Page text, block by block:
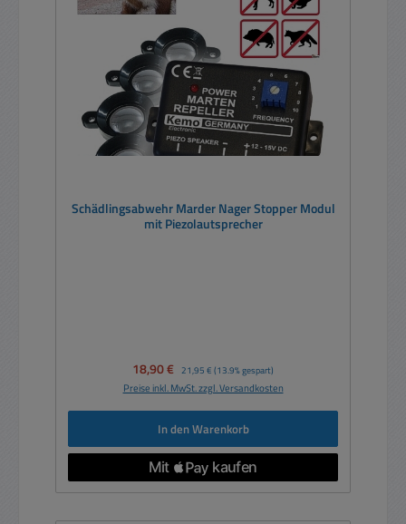
Schädlingsabwehr Marder Nager Stopper Modul
mit Piezolautsprecher
Verkaufspreis:
18,90 € Regulärer Preis:
21,95 € (13.9% gespart)
Preise inkl. MwSt. zzgl. Versandkosten
In den Warenkorb